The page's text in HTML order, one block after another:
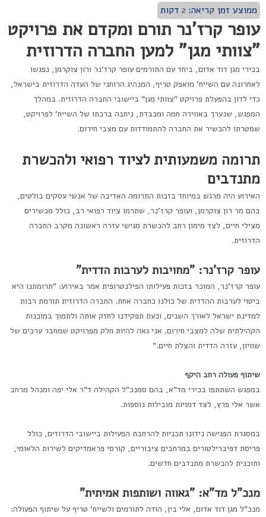
ממוצע זמן קריאה: 2 דקות
עופר קרז'נר תורם ומקדם את פרויקט
"צוותי מגן" למען החברה הדרוזית
בכירי מגן דוד אדום, ביחד עם התורמים עופר קרז'נר ורון צוקרמן, נפגשו
לאחרונה עם השייח' מואפק טריף, המנהיג הרוחני של העדה הדרוזית בישראל,
כדי לדון בהפעלת פרויקט "צוותי מגן" ביישובי החברה הדרוזית. במהלך
המפגש, שנערך באווירה חמה ומכבדת, ניתנה ברכתו של השייח' לפרויקט,
שמטרתו להכשיר את החברה להתמודדות עם מצבי חירום.
תרומה משמעותית לציוד רפואי ולהכשרת
מתנדבים
האירוע היה מרגש במיוחד בזכות התרומה האדיבה של אנשי עסקים בולטים,
בהם מר רון צוקרמן, ועופר קרז'נר, שתרמו ציוד רפואי רב, כולל מכשירים
מצילי חיים, לצד מימון רחב להכשרת מגישי עזרה ראשונה מקרב החברה
הדרוזית.
עופר קרז'נר: "מחויבות לערבות הדדית"
עופר קרז'נר, המוכר בזכות פעילותו הפילנטרופית אמר באירוע: "תרומתנו היא
ביטוי לערבות ההדדית של כולנו כחברה אחת. החברה הדרוזית תורמת רבות
למדינת ישראל לאורך השנים, וכעת תפקידנו לחזק אותה ולתמוך במוכנות
הקהילתית שלה למצבי חירום. אני גאה להיות חלק מפרויקט שמחבר ערכים של
שוויון, עזרה הדדית והצלת חיים."
שיתוף פעולה רחב היקף
במפגש השתתפו בכירי מד"א, בהם סמנכ"ל הקהילה ד"ר אלי יפה ומנהל מרחב
אשר אלי פרץ, לצד דמויות מובילות נוספות.
במסגרת הפגישה נידונו תכניות להרחבת הפעילות ביישובי הדרוזים, כולל
פריסת דפיברילטורים במרחבים ציבוריים, קורסי פראמדיקים לשירות הלאומי,
ותוכנית להכשרת מתנדבים חדשים.
מנכ"ל מד"א: "גאווה ושותפות אמיתית"
מנכ"ל מגן דוד אדום, אלי בין, הודה לתורמים ולשייח' טריף על שיתוף הפעולה: